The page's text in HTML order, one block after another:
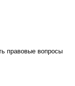
правовые вопросы